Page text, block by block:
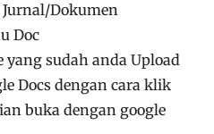
Jurnal/Dokumen
Doc
sudah anda Upload
Docs dengan cara klik
buka dengan google